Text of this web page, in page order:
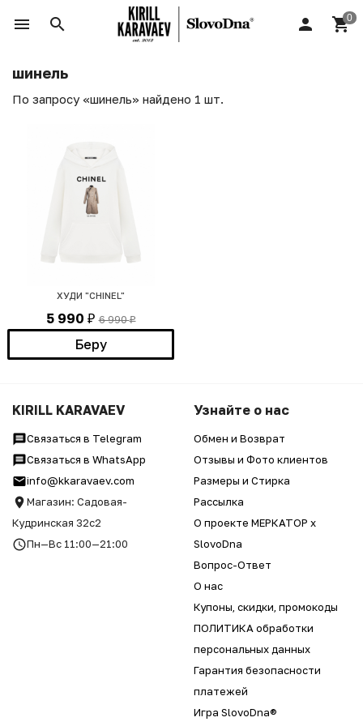
шинель
По запросу «шинель» найдено 1 шт.
ХУДИ "CHINEL"
5 990 ₽ 6 990₽
Беру
KIRILL KARAVAEV
Связаться в Telegram
Связаться в WhatsApp
info@kkaravaev.com
Магазин: Садовая-
Кудринская 32с2
Пн—Вс 11:00—21:00
Узнайте о нас
Обмен и Возврат
Отзывы и Фото клиентов
Размеры и Стирка
Рассылка
О проекте МЕРКАТОР x
SlovoDna
Вопрос-Ответ
О нас
Купоны, скидки, промокоды
ПОЛИТИКА обработки
персональных данных
Гарантия безопасности
платежей
Игра SlovoDna®